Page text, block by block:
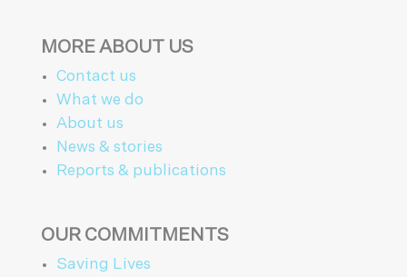
MORE ABOUT US
Contact us
What we do
About us
News & stories
Reports & publications
OUR COMMITMENTS
Saving Lives